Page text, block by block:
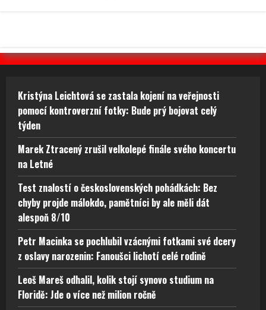
Kristýna Leichtová se zastala kojení na veřejnosti
pomocí kontroverzní fotky: Bude prý bojovat celý
týden
Marek Ztracený zrušil velkolepé finále svého koncertu
na Letné
Test znalostí o československých pohádkách: Bez
chyby projde málokdo, pamětníci by ale měli dát
alespoň 8/10
Petr Macinka se pochlubil vzácnými fotkami své dcery
z oslavy narozenin: Fanoušci lichotí celé rodině
Leoš Mareš odhalil, kolik stojí synovo studium na
Floridě: Jde o více než milion ročně